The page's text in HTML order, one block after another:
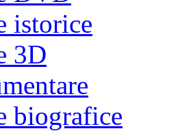
istorice
3D
biografice